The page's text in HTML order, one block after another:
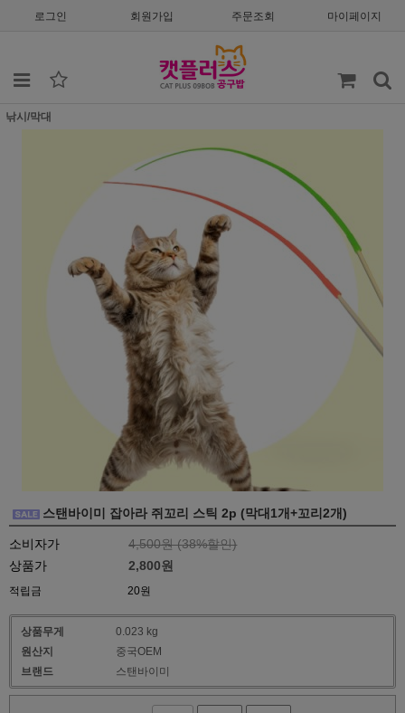
로그인 회원가입 주문조회 마이페이지
낚시/막대
스탠바이미 잡아라 쥐꼬리 스틱 2p (막대1개+꼬리2개)
소비자가 4,500원 (38%할인)
상품가
2,800원
적립금 20원
상품무게
0.023 kg
원산지
중국OEM
브랜드
스탠바이미